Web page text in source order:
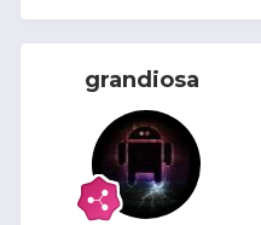
grandiosa